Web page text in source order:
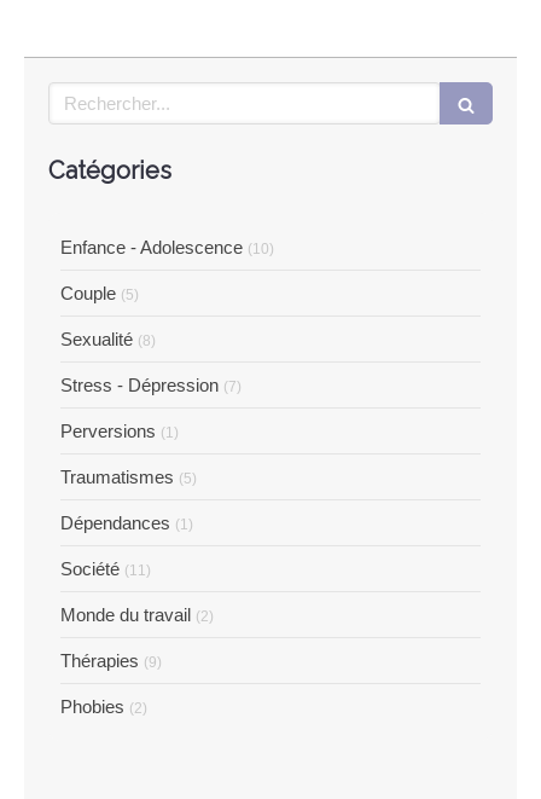
Rechercher
Catégories
Enfance - Adolescence (10)
Couple (5)
Sexualité (8)
Stress - Dépression (7)
Perversions (1)
Traumatismes (5)
Dépendances (1)
Société (11)
Monde du travail (2)
Thérapies (9)
Phobies (2)